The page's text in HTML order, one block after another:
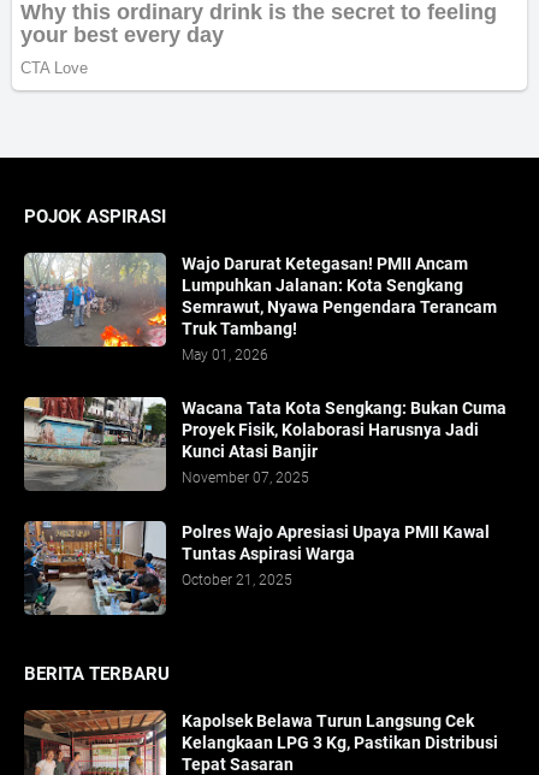
POJOK ASPIRASI
Wajo Darurat Ketegasan! PMII Ancam
Lumpuhkan Jalanan: Kota Sengkang
Semrawut, Nyawa Pengendara Terancam
Truk Tambang!
May 01, 2026
​Wacana Tata Kota Sengkang: Bukan Cuma
Proyek Fisik, Kolaborasi Harusnya Jadi
Kunci Atasi Banjir
November 07, 2025
Polres Wajo Apresiasi Upaya PMII Kawal
Tuntas Aspirasi Warga
October 21, 2025
BERITA TERBARU
Kapolsek Belawa Turun Langsung Cek
Kelangkaan LPG 3 Kg, Pastikan Distribusi
Tepat Sasaran